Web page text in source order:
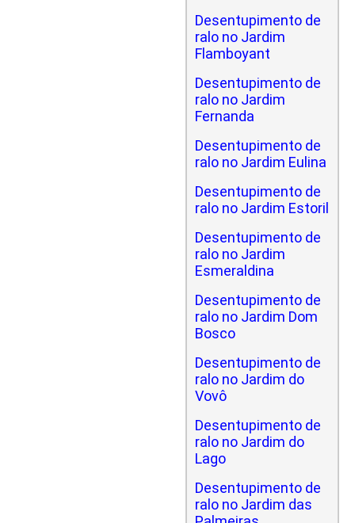
Desentupimento de
ralo no Jardim
Flamboyant
Desentupimento de
ralo no Jardim
Fernanda
Desentupimento de
ralo no Jardim Eulina
Desentupimento de
ralo no Jardim Estoril
Desentupimento de
ralo no Jardim
Esmeraldina
Desentupimento de
ralo no Jardim Dom
Bosco
Desentupimento de
ralo no Jardim do
Vovô
Desentupimento de
ralo no Jardim do
Lago
Desentupimento de
ralo no Jardim das